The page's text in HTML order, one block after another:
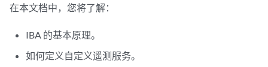
在本文档中，您将了解：
IBA 的基本原理。
如何定义自定义遥测服务。